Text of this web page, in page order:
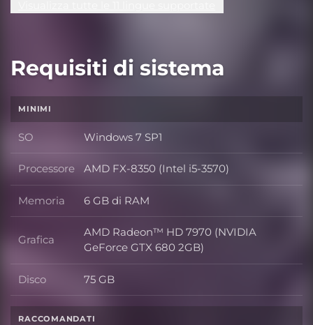
Requisiti di sistema
MINIMI
SO SO
Windows 7 SP1
Processore Processore
AMD FX-8350 (Intel i5-3570)
Memoria Memoria
6 GB di RAM
Grafica Grafica
AMD Radeon™ HD 7970 (NVIDIA
GeForce GTX 680 2GB)
Disco Disco
75 GB
RACCOMANDATI